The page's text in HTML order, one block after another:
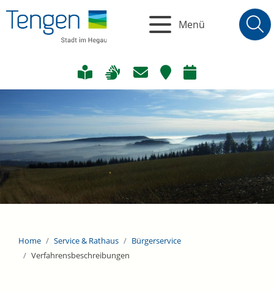
Menü
Home Service & Rathaus
Bürgerservice
Verfahrensbeschreibungen